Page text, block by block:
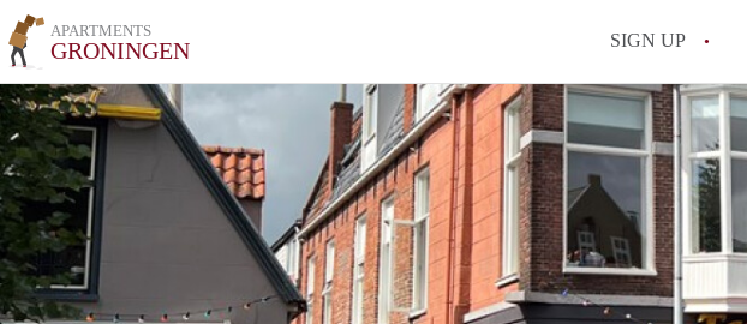
APARTMENTS
GRONINGEN SIGN UP